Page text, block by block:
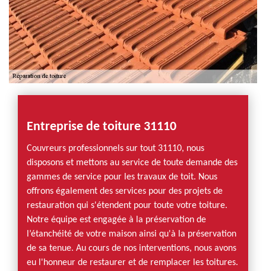
Entreprise de toiture 31110
Couvreurs professionnels sur tout 31110, nous
disposons et mettons au service de toute demande des
gammes de service pour les travaux de toit. Nous
offrons également des services pour des projets de
restauration qui s'étendent pour toute votre toiture.
Notre équipe est engagée à la préservation de
l’étanchéité de votre maison ainsi qu'à la préservation
de sa tenue. Au cours de nos interventions, nous avons
eu l'honneur de restaurer et de remplacer les toitures.